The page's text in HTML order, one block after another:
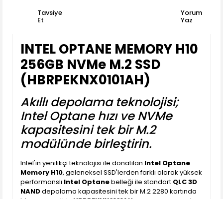
Tavsiye
Et
Yorum
Yaz
INTEL OPTANE MEMORY H10
256GB NVMe M.2 SSD
(HBRPEKNX0101AH)
Akıllı depolama teknolojisi;
Intel Optane hızı ve NVMe
kapasitesini tek bir M.2
modülünde birleştirin.
Intel'in yenilikçi teknolojisi ile donatılan Intel Optane
Memory H10, geleneksel SSD'lerden farklı olarak yüksek
performanslı Intel Optanebelleği ile standart QLC 3D
NANDdepolama kapasitesini tek bir M.2 2280 kartında